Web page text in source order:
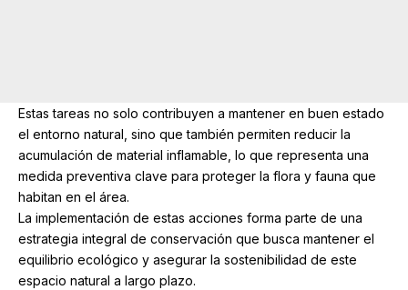
Estas tareas no solo contribuyen a mantener en buen estado
el entorno natural, sino que también permiten reducir la
acumulación de material inflamable, lo que representa una
medida preventiva clave para proteger la flora y fauna que
habitan en el área.
La implementación de estas acciones forma parte de una
estrategia integral de conservación que busca mantener el
equilibrio ecológico y asegurar la sostenibilidad de este
espacio natural a largo plazo.